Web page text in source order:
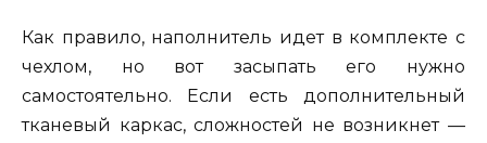
Как правило, наполнитель идет в комплекте с
чехлом, но вот засыпать его нужно
самостоятельно. Если есть дополнительный
тканевый каркас, сложностей не возникнет —